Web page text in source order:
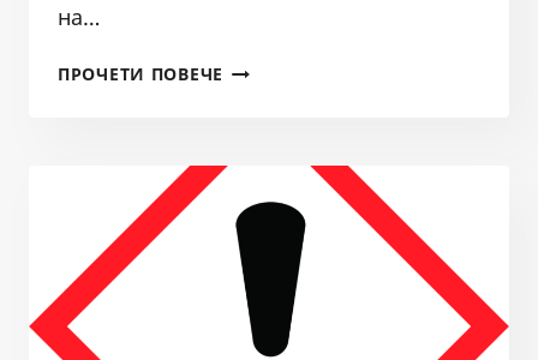
на…
ПРОЧЕТИ ПОВЕЧЕ ПРОТЕСТ
МОСВ
ПРИ
УПРАВЛЕНИЕТО
НА
ВОДИТЕ
НАС